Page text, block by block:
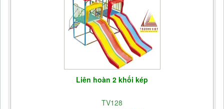
Liên hoàn 2 khối kép
TV128